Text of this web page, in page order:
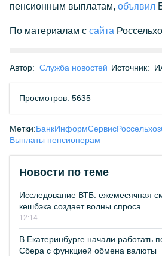
пенсионным выплатам, объявил
По материалам с сайта
Автор: Служба новостей Источник:
Просмотров: 5635
Метки:БанкИнформСервис
Выплаты пенсионерам
Новости по теме
Исследование ВТБ: ежемесячная
кешбэка создает волны спроса
12:14
В Екатеринбурге начали работать
Сбера с функцией обмена валюты